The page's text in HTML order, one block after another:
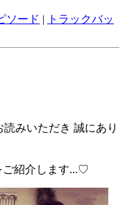
ソード |
トラックバッ
みいただき 誠にあり
ご紹介します...♡